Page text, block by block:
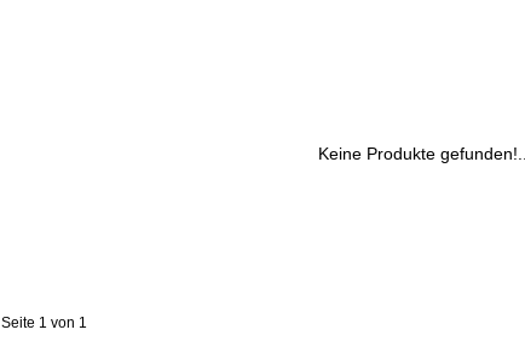
Keine Produkte gefunden!...
Seite 1 von 1